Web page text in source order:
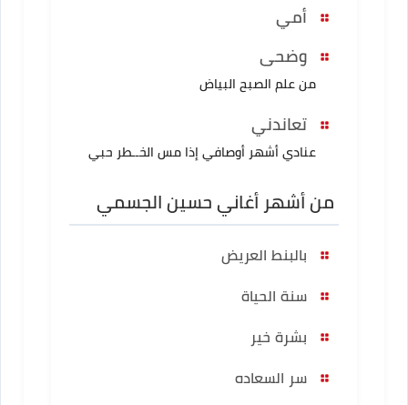
أمي
وضحى
من علم الصبح البياض
تعاندني
عنادي أشهر أوصافي إذا مس الخــطر حبي
من أشهر أغاني حسين الجسمي
بالبنط العريض
سنة الحياة
بشرة خير
سر السعاده